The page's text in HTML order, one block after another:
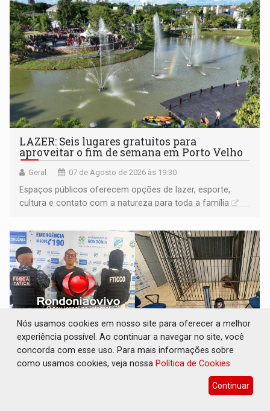
LAZER: Seis lugares gratuitos para
aproveitar o fim de semana em Porto Velho
Geral 07 de Agosto de 2026 às 19:30
Espaços públicos oferecem opções de lazer, esporte,
cultura e contato com a natureza para toda a família
VÍDEO: FTICCO e Força Tática prendem
membro do CV com arma e drogas em boca
Nós usamos cookies em nosso site para oferecer a melhor
experiência possível. Ao continuar a navegar no site, você
concorda com esse uso. Para mais informações sobre
como usamos cookies, veja nossa Política de Cookies
Continuar